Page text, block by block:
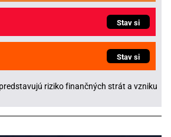
Stav si
Stav si
riziko finančných strát a vzniku